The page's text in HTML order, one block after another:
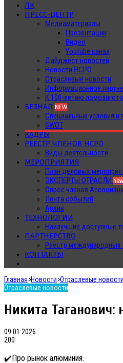
ЛК
ПРЕСС-ЦЕНТР
Медиаматериалы
Презентации
Видео
Youtube канал
Дайджест новостей
Новости НСРО
Отраслевые новости
Информационное
К 100-летию
БЕЗНАЛ NEW
Специальные условия
SWOT
КАДРЫ
РЕЕСТР ЧЛЕНОВ НСРО
Виды деятельности
МЕРОПРИЯТИЯ
План деловых
ЭКСПЕРТЫ ОТРАСЛИ new
Опрос членов
Лента событий
Архив
ТЕХНОЛОГИИ
Наилучшие доступные
ПАРТНЕРСТВО
Реестр международных
КОНТАКТЫ
Главная>Новости>Отраслевые новости
Отраслевые новости
Никита
09.01.2026
200
✔️Про рынок алюминия.